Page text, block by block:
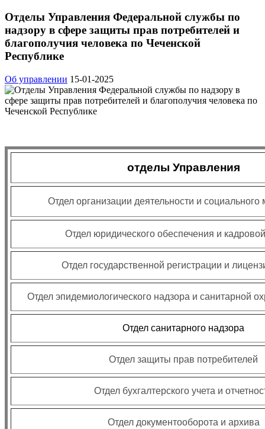
Отделы Управления Федеральной службы по
надзору в сфере защиты прав потребителей и
благополучия человека по Чеченской
Республике
Об управлении 15-01-2025
отделы Управления
Отдел организации деятельности и социального
Отдел юридического обеспечения и
Отдел государственной регистрации и
Отдел эпидемиологического надзора и санитарной
Отдел санитарного надзора
Отдел защиты прав потребителей
Отдел бухгалтерского учета и
Отдел документооборота и архива